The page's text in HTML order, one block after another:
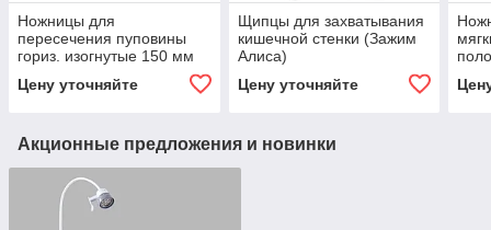
Ножницы для
пересечения пуповины
гориз. изогнутые 150 мм
Цену уточняйте
Щипцы для захватывания
кишечной стенки (Зажим
Алиса)
Цену уточняйте
Акционные предложения и новинки